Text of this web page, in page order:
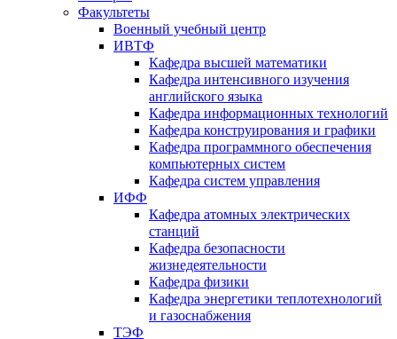
Факультеты
Военный учебный центр
ИВТФ
Кафедра высшей математики
Кафедра интенсивного изучения
английского языка
Кафедра информационных технологий
Кафедра конструирования и графики
Кафедра программного обеспечения
компьютерных систем
Кафедра систем управления
ИФФ
Кафедра атомных электрических
станций
Кафедра безопасности
жизнедеятельности
Кафедра физики
Кафедра энергетики теплотехнологий
и газоснабжения
ТЭФ